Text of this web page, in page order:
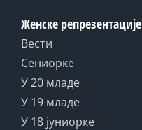
Женске репрезентације
Вести
Сениорке
У 20 младе
У 19 младе
У 18 јуниорке